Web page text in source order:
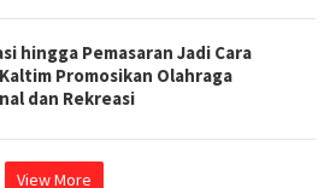
hingga Pemasaran Jadi Cara
Promosikan Olahraga
dan Rekreasi
View More